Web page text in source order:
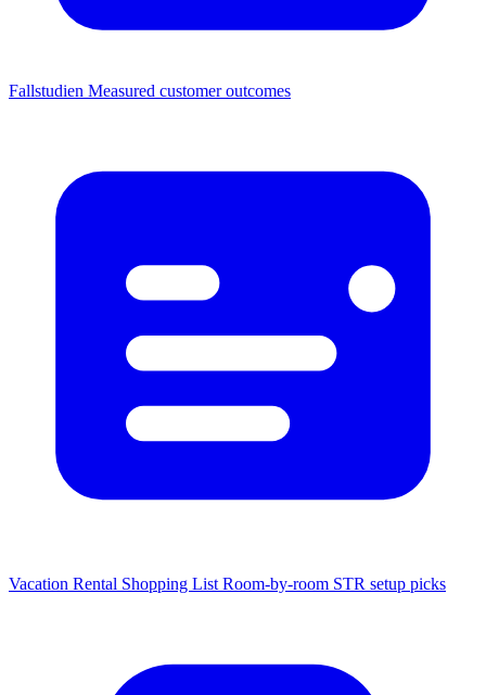
Fallstudien Measured customer outcomes
Vacation Rental Shopping List Room-by-room STR setup picks